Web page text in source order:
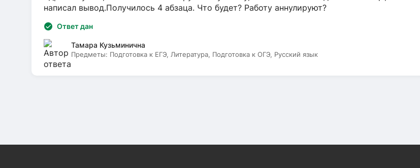
написал вывод.Получилось 4 абзаца. Что будет? Работу аннулируют?
Ответ дан
Тамара Кузьминична
Предметы: Подготовка к ЕГЭ, Литература, Подготовка к ОГЭ, Русский язык